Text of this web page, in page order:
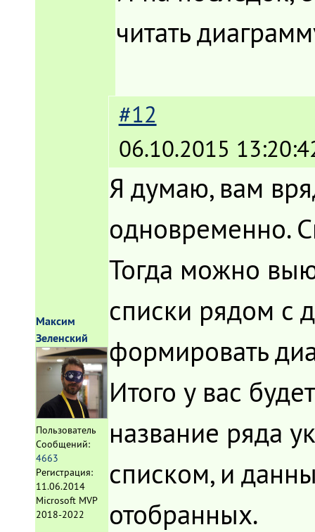
читать
Максим
Зеленский
Пользователь
Сообщений:
4663
Регистрация:
11.06.2014
Microsoft MVP
2018-2022
#12
06.10.2015
Я думаю, вам
одновременно.
Тогда можно
списки рядом
формировать
Итого у вас
название ряда
списком, и
отобранных.